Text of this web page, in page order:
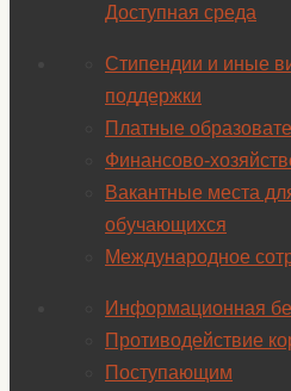
Доступная среда
Стипендии и иные
поддержки
Платные
Финансово-
Вакантные места
обучающихся
Международное
Информационная
Противодействие
Поступающим